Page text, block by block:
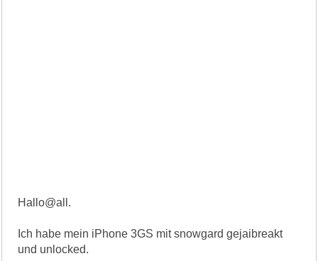
Hallo@all.
Ich habe mein iPhone 3GS mit snowgard gejaibreakt
und unlocked.